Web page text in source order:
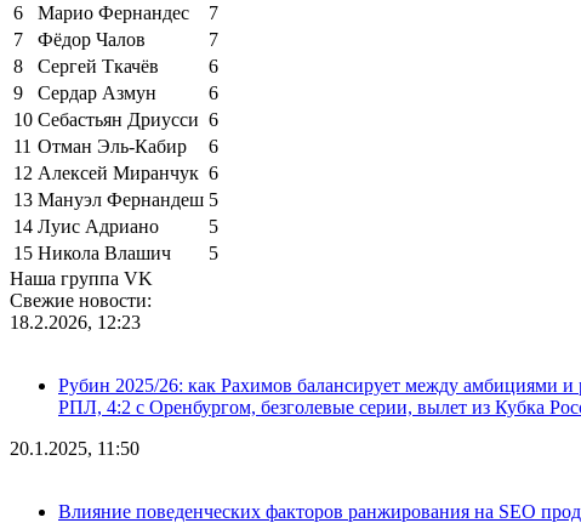
6
Марио Фернандес
7
7
Фёдор Чалов
7
8
Сергей Ткачёв
6
9
Сердар Азмун
6
10 Себастьян Дриусси 6
11 Отман Эль-Кабир
6
12 Алексей Миранчук 6
13 Мануэл Фернандеш 5
14 Луис Адриано
5
15 Никола Влашич
5
Наша группа VK
Свежие новости:
18.2.2026, 12:23
Рубин 2025/26: как Рахимов балансирует между амбициями и
РПЛ, 4:2 с Оренбургом, безголевые серии, вылет из Кубка
20.1.2025, 11:50
Влияние поведенческих факторов ранжирования на SEO